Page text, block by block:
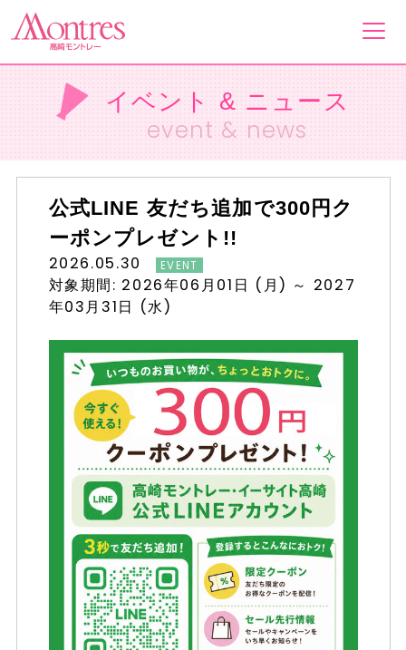
フロアガイド
ショップ一覧
イベント&ニュース
ショップニュース
営業案内・アクセス
採用情報
イベントスケジュール
よくある質問
お問い合わせ
イベント & ニュース
event & news
公式LINE 友だち追加で300円ク
ーポンプレゼント!!
2026.05.30 EVENT
対象期間: 2026年06月01日 (月) ～ 2027
年03月31日 (水)